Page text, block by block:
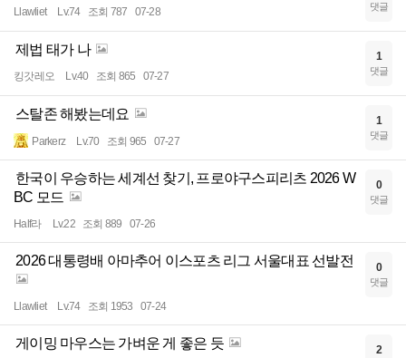
Llawliet Lv.74 조회 787 07-28 댓글
제법 태가 나
킹갓레오 Lv.40 조회 865 07-27
1
댓글
스탈존 해봤는데요
Parkerz Lv.70 조회 965 07-27
1
댓글
한국이 우승하는 세계선 찾기, 프로야구스피리츠 2026 W
BC 모드
Half라 Lv.22 조회 889 07-26
0
댓글
2026 대통령배 아마추어 이스포츠 리그 서울대표 선발전
Llawliet Lv.74 조회 1953 07-24
0
댓글
게이밍 마우스는 가벼운 게 좋은 듯 2